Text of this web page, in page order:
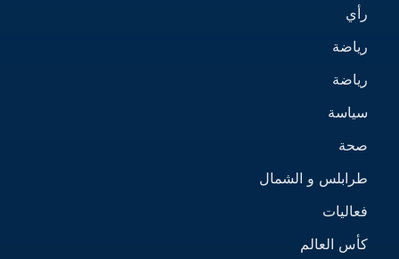
رأي
رياضة
رياضة
سياسة
صحة
طرابلس و الشمال
فعاليات
كأس العالم